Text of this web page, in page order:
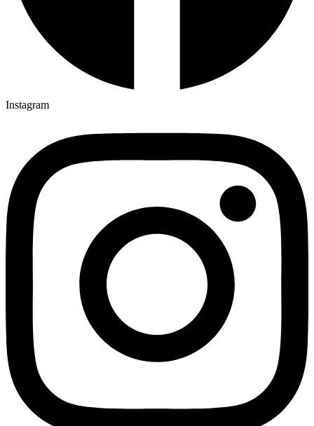
Instagram